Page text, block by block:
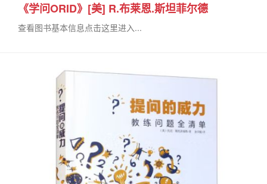
《学问ORID》[美] R.布莱恩.斯坦菲尔德
查看图书基本信息点击这里进入...